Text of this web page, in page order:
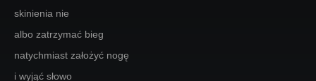
skinienia nie
albo zatrzymać bieg
natychmiast założyć nogę
i wyjąć słowo